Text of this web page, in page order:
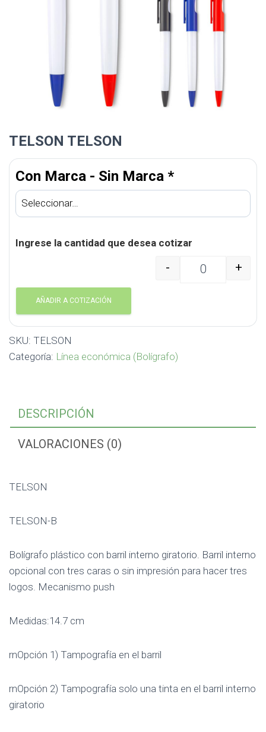
TELSON TELSON
Con Marca - Sin Marca *
Ingrese la cantidad que desea cotizar
TELSON TELSON
- +
AÑADIR A COTIZACIÓN
SKU: TELSON
Categoría: Línea económica (Bolígrafo)
DESCRIPCIÓN
VALORACIONES (0)
TELSON
TELSON-B
Bolígrafo plástico con barril interno giratorio. Barril interno
opcional con tres caras o sin impresión para hacer tres
logos. Mecanismo push
Medidas:14.7 cm
rnOpción 1) Tampografía en el barril
rnOpción 2) Tampografía solo una tinta en el barril interno
giratorio